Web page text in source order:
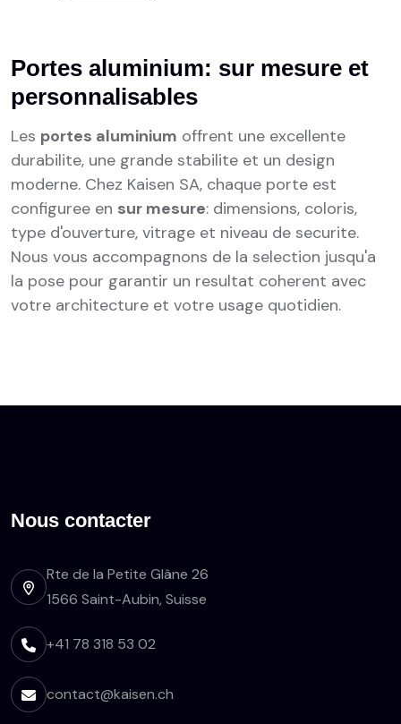
Portes aluminium: sur mesure et
personnalisables
Les portes aluminium offrent une excellente
durabilite, une grande stabilite et un design
moderne. Chez Kaisen SA, chaque porte est
configuree en sur mesure: dimensions, coloris,
type d'ouverture, vitrage et niveau de securite.
Nous vous accompagnons de la selection jusqu'a
la pose pour garantir un resultat coherent avec
votre architecture et votre usage quotidien.
Nous contacter
Rte de la Petite Glâne 26
1566 Saint-Aubin, Suisse
+41 78 318 53 02
contact@kaisen.ch